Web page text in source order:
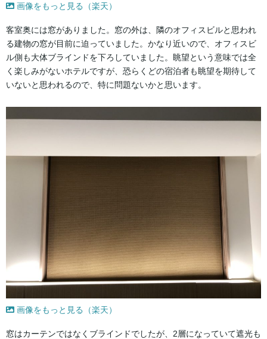
画像をもっと見る（楽天）
客室奥には窓がありました。窓の外は、隣のオフィスビルと思われ
る建物の窓が目前に迫っていました。かなり近いので、オフィスビ
ル側も大体ブラインドを下ろしていました。眺望という意味では全
く楽しみがないホテルですが、恐らくどの宿泊者も眺望を期待して
いないと思われるので、特に問題ないかと思います。
画像をもっと見る（楽天）
窓はカーテンではなくブラインドでしたが、2層になっていて遮光も